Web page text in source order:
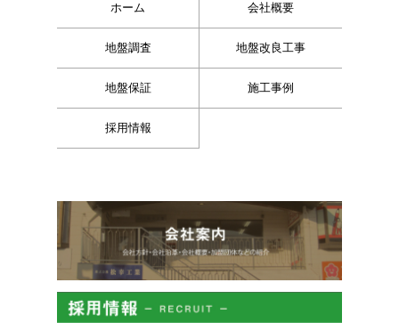
ホーム 会社概要
地盤調査 地盤改良工事
地盤保証 施工事例
採用情報